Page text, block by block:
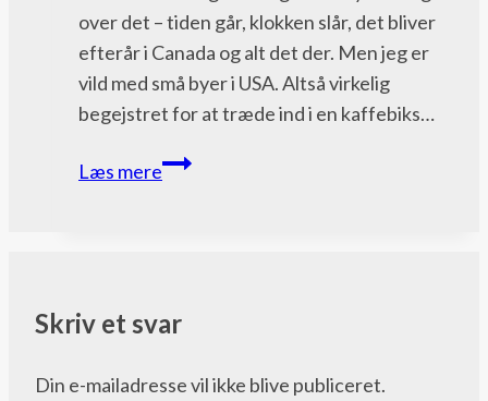
over det – tiden går, klokken slår, det bliver
efterår i Canada og alt det der. Men jeg er
vild med små byer i USA. Altså virkelig
begejstret for at træde ind i en kaffebiks…
Læs mereDag
Skriv et svar
Din e-mailadresse vil ikke blive publiceret.